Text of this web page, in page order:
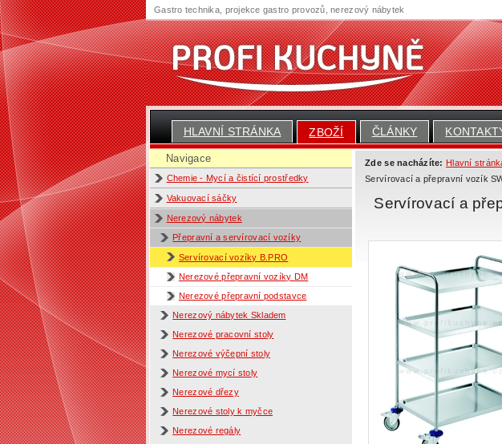
HLAVNÍ STRÁNKA ZBOŽÍ ČLÁNKY
Navigace
Chemie - Mycí a čistící prostředky
Vakuovací sáčky
Nerezový nábytek
Přepravní a servírovací vozíky
Servírovací vozíky B.PRO
Nerezové přepravní vozíky DM
Nerezové přepravní podstavce
Nerezový nábytek Skladem
Nerezové pracovní stoly
Nerezové výčepní stoly
Nerezové mycí stoly
Nerezové dřezy
Nerezové stoly k myčce
Nerezové regály
Zde se nacházíte: Hlavní
Servírovací a přepravní vozík
Servírovací a
Gastro technika, projekce gastro provozů, nerezový nábytek